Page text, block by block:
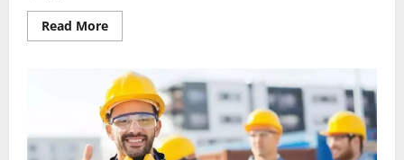
Read MoreRead
more
квадратів
у
пачці
пінопласту
2
см
завтовшки